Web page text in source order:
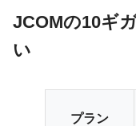
JCOMの10ギ
い
プラン